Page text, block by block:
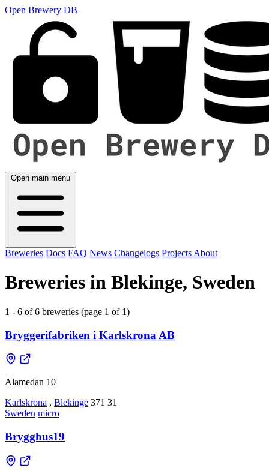
Open Brewery DB
Open main menu
Breweries Docs FAQ News Changelogs Projects About
Breweries in Blekinge, Sweden
1 - 6 of 6 breweries (page 1 of 1)
Bryggerifabriken i Karlskrona AB
Alamedan 10
Karlskrona , Blekinge 371 31
Sweden micro
Brygghus19